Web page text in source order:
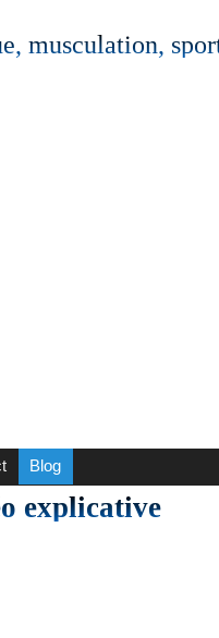
musculation,
Blog
explicative